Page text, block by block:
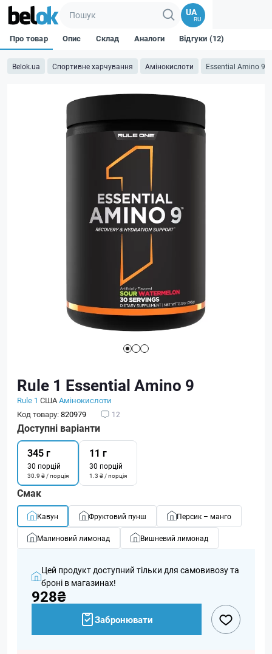
UA
RU
Belok.ua Спортивне харчування Амінокислоти Essential Amino 9
Про товар Опис Склад Аналоги Відгуки (12)
Rule 1 Essential Amino 9
Rule 1 СШААмінокислоти
Код товару:820979 12
Доступні варіанти
345 г
30 порцій
30.9 ₴ / порція
11 г
30 порцій
1.3 ₴ / порція
Смак
Кавун Фруктовий пунш Персик – манго
Малиновий лимонад Вишневий лимонад
Цей продукт доступний тільки для самовивозу та
броні в магазинах!
928₴
Забронювати